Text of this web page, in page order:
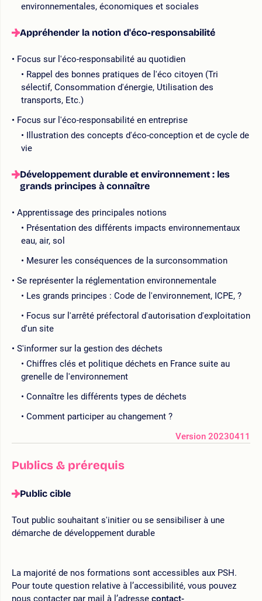
environnementales, économiques et sociales
Appréhender la notion d'éco-responsabilité
Focus sur l'éco-responsabilité au quotidien
Rappel des bonnes pratiques de l'éco citoyen (Tri
sélectif, Consommation d'énergie, Utilisation des
transports, Etc.)
Focus sur l'éco-responsabilité en entreprise
Illustration des concepts d'éco-conception et de cycle de
vie
Développement durable et environnement : les
grands principes à connaître
Apprentissage des principales notions
Présentation des différents impacts environnementaux
eau, air, sol
Mesurer les conséquences de la surconsommation
Se représenter la réglementation environnementale
Les grands principes : Code de l'environnement, ICPE, ?
Focus sur l'arrêté préfectoral d'autorisation d'exploitation
d'un site
S'informer sur la gestion des déchets
Chiffres clés et politique déchets en France suite au
grenelle de l'environnement
Connaître les différents types de déchets
Comment participer au changement ?
Version 20230411
Publics & prérequis
Public cible
Tout public souhaitant s'initier ou se sensibiliser à une
démarche de développement durable
La majorité de nos formations sont accessibles aux PSH.
Pour toute question relative à l’accessibilité, vous pouvez
nous contacter par mail à l’adresse contact-